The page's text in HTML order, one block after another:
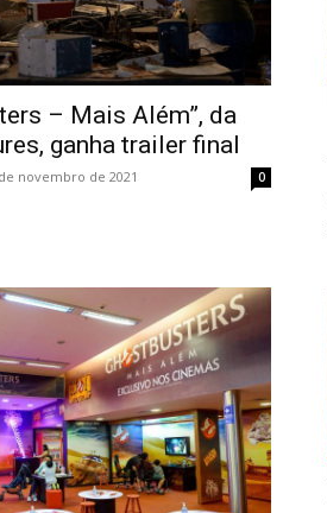
– Mais Além”, da
ganha trailer final
novembro de 2021 0